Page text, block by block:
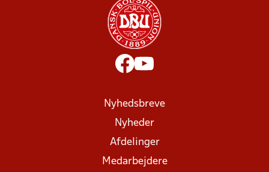
Nyhedsbreve
Nyheder
Afdelinger
Medarbejdere